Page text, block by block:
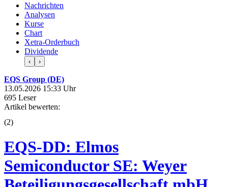
Nachrichten
Analysen
Kurse
Chart
Xetra-Orderbuch
Dividende
‹ ›
EQS Group (DE)
13.05.2026 15:33 Uhr
695 Leser
Artikel bewerten:
(2)
EQS-DD: Elmos
Semiconductor SE: Weyer